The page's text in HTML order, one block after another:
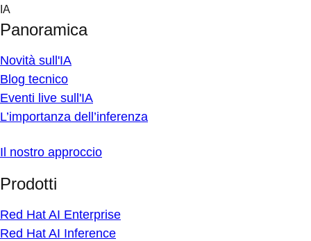
Skip
content
IA
Panoramica
Novità sull'IA
Blog tecnico
Eventi live sull'IA
L’importanza dell’inferenza
Il nostro approccio
Prodotti
Red Hat AI Enterprise
Red Hat AI Inference